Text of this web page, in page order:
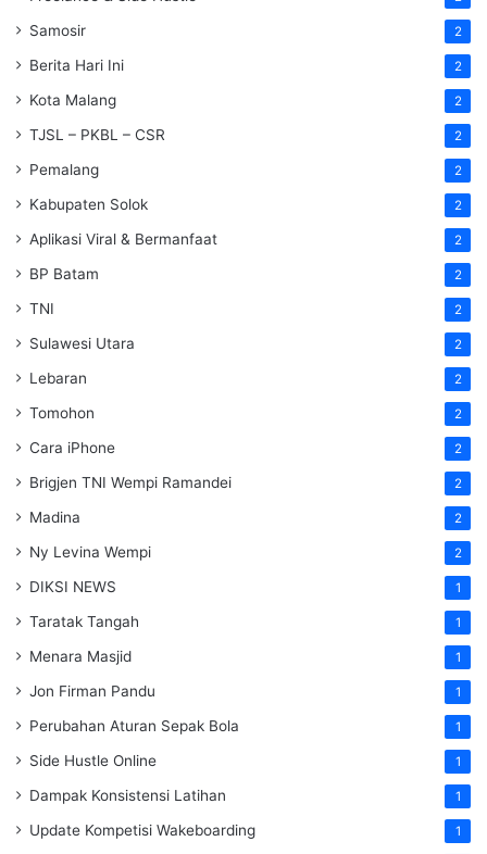
Samosir 2
Berita Hari Ini 2
Kota Malang 2
TJSL – PKBL – CSR 2
Pemalang 2
Kabupaten Solok 2
Aplikasi Viral & Bermanfaat 2
BP Batam 2
TNI 2
Sulawesi Utara 2
Lebaran 2
Tomohon 2
Cara iPhone 2
Brigjen TNI Wempi Ramandei 2
Madina 2
Ny Levina Wempi 2
DIKSI NEWS 1
Taratak Tangah 1
Menara Masjid 1
Jon Firman Pandu 1
Perubahan Aturan Sepak Bola 1
Side Hustle Online 1
Dampak Konsistensi Latihan 1
Update Kompetisi Wakeboarding 1